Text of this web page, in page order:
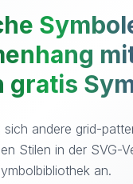
gratis
sich andere grid-
Stilen in der SVG-
an.